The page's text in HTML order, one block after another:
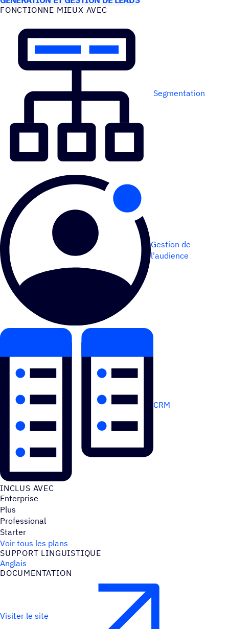
FONC­TIONNE MIEUX AVEC
Segmentation
Gestion de
l'audience
CRM
INCLUS AVEC
Enterprise
Plus
Professional
Starter
Voir tous les plans
SUPPORT LINGUIS­TIQUE
Anglais
DOCU­MEN­TA­TION
Visiter le site